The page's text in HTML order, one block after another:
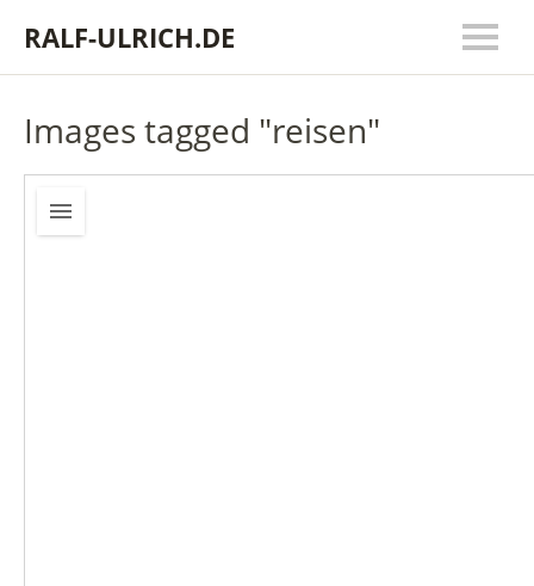
RALF-ULRICH.DE
Images tagged "reisen"